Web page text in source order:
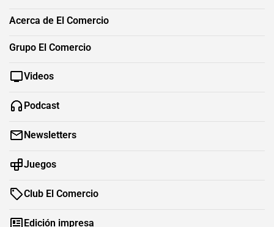
Acerca de El Comercio
Grupo El Comercio
Videos
Podcast
Newsletters
Juegos
Club El Comercio
Edición impresa